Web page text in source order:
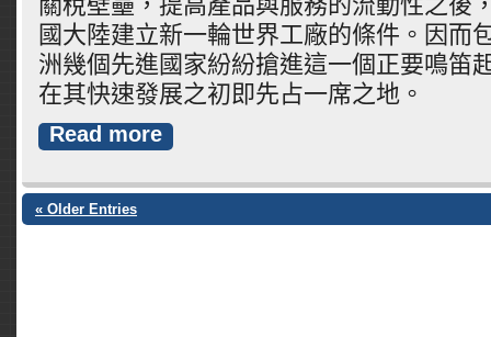
國大陸建立新一輪世界工廠的條件。因而
洲幾個先進國家紛紛搶進這一個正要鳴笛
在其快速發展之初即先占一席之地。
Read more
« Older Entries